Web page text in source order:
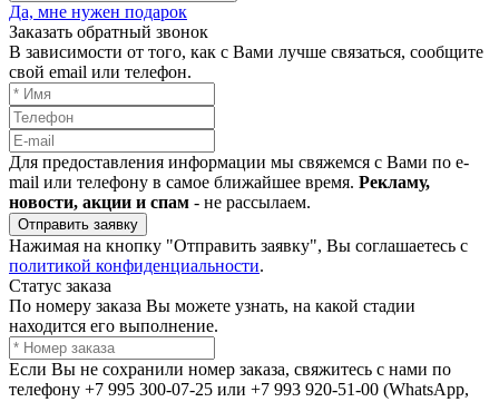
Да, мне нужен подарок
Заказать обратный звонок
В зависимости от того, как с Вами лучше связаться, сообщите
свой email или телефон.
Для предоставления информации мы свяжемся с Вами по e-
mail или телефону в самое ближайшее время. Рекламу,
новости, акции и спам - не рассылаем.
Отправить заявку
Нажимая на кнопку "Отправить заявку", Вы соглашаетесь с
политикой конфиденциальности.
Статус заказа
По номеру заказа Вы можете узнать, на какой стадии
находится его выполнение.
Если Вы не сохранили номер заказа, свяжитесь с нами по
телефону +7 995 300-07-25 или +7 993 920-51-00 (WhatsApp,